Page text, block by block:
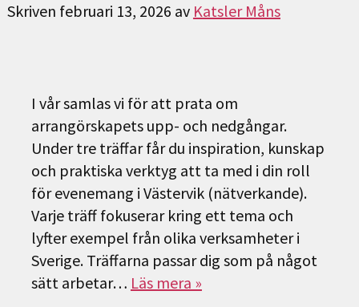
Skriven februari 13, 2026 av Katsler Måns
I vår samlas vi för att prata om
arrangörskapets upp- och nedgångar.
Under tre träffar får du inspiration, kunskap
och praktiska verktyg att ta med i din roll
för evenemang i Västervik (nätverkande).
Varje träff fokuserar kring ett tema och
lyfter exempel från olika verksamheter i
Sverige. Träffarna passar dig som på något
sätt arbetar… Läs mera »